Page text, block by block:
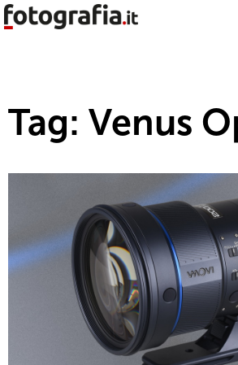
Tag: Venus